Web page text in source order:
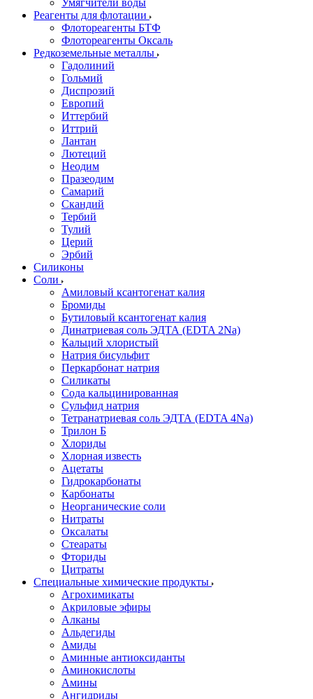
Умягчители воды
Реагенты для флотации
Флотореагенты БТФ
Флотореагенты Оксаль
Редкоземельные металлы
Гадолиний
Гольмий
Диспрозий
Европий
Иттербий
Иттрий
Лантан
Лютеций
Неодим
Празеодим
Самарий
Скандий
Тербий
Тулий
Церий
Эрбий
Силиконы
Соли
Амиловый ксантогенат калия
Бромиды
Бутиловый ксантогенат калия
Динатриевая соль ЭДТА (EDTA 2Na)
Кальций хлористый
Натрия бисульфит
Перкарбонат натрия
Силикаты
Сода кальцинированная
Сульфид натрия
Тетранатриевая соль ЭДТА (EDTA 4Na)
Трилон Б
Хлориды
Хлорная известь
Ацетаты
Гидрокарбонаты
Карбонаты
Неорганические соли
Нитраты
Оксалаты
Стеараты
Фториды
Цитраты
Специальные химические продукты
Агрохимикаты
Акриловые эфиры
Алканы
Альдегиды
Амиды
Аминные антиоксиданты
Аминокислоты
Амины
Ангидриды